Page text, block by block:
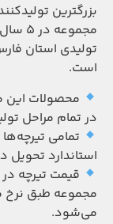
بزرگترین
تولیدی استان
است.
محصولات این
در تمام مراحل
تمامی
استاندارد
قیمت تیرچه
مجموعه طبق
می‌شود.